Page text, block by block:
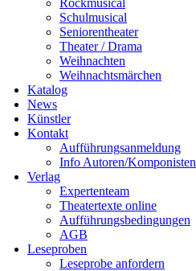
Rockmusical
Schulmusical
Seniorentheater
Theater / Drama
Weihnachten
Weihnachtsmärchen
Katalog
News
Künstler
Kontakt
Aufführungsanmeldung
Info Autoren/Komponisten
Verlag
Expertenteam
Theatertexte online
Aufführungsbedingungen
AGB
Leseproben
Leseprobe anfordern